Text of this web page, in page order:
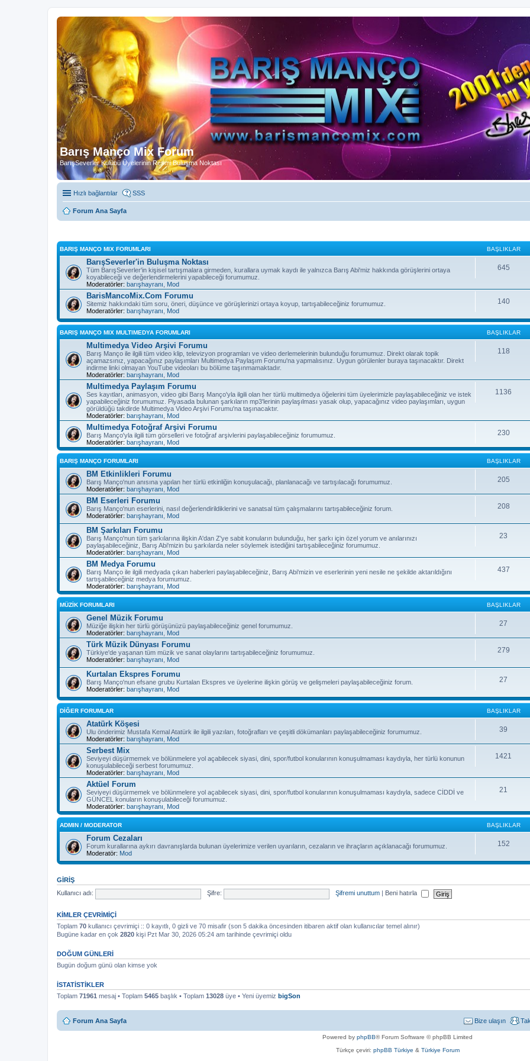
Barış Manço Mix Forum
BarışSeverler Kulübü Üyelerinin Resmi Buluşma Noktası
Hızlı bağlantılar SSS
Forum Ana Sayfa
BARIŞ MANÇO MIX FORUMLARI BAŞLIKLAR
BarışSeverler'in Buluşma Noktası
Tüm BarışSeverler'in kişisel tartışmalara girmeden, kurallara uymak kaydı ile yalnızca Barış Abi'miz hakkında görüşlerini ortaya
koyabileceği ve değerlendirmelerini yapabileceği forumumuz.
Moderatörler: barışhayranı Mod
645
BarisMancoMix.Com Forumu
Sitemiz hakkındaki tüm soru, öneri, düşünce ve görüşlerinizi ortaya koyup, tartışabileceğiniz forumumuz.
Moderatörler: barışhayranı Mod
140
BARIŞ MANÇO MIX MULTIMEDYA FORUMLARI BAŞLIKLAR
Multimedya Video Arşivi Forumu
Barış Manço ile ilgili tüm video klip, televizyon programları ve video derlemelerinin bulunduğu forumumuz. Direkt olarak topik
açamazsınız, yapacağınız paylaşımları Multimedya Paylaşım Forumu'na yapmalısınız. Uygun görülenler buraya taşınacaktır. Direkt
indirme linki olmayan YouTube videoları bu bölüme taşınmamaktadır.
Moderatörler: barışhayranı Mod
118
Multimedya Paylaşım Forumu
Ses kayıtları, animasyon, video gibi Barış Manço'yla ilgili olan her türlü multimedya öğelerini tüm üyelerimizle paylaşabileceğiniz ve istek
yapabileceğiniz forumumuz. Piyasada bulunan şarkıların mp3'lerinin paylaşılması yasak olup, yapacağınız video paylaşımları, uygun
görüldüğü takdirde Multimedya Video Arşivi Forumu'na taşınacaktır.
Moderatörler: barışhayranı Mod
1136
Multimedya Fotoğraf Arşivi Forumu
Barış Manço'yla ilgili tüm görselleri ve fotoğraf arşivlerini paylaşabileceğiniz forumumuz.
Moderatörler: barışhayranı Mod
230
BARIŞ MANÇO FORUMLARI BAŞLIKLAR
BM Etkinlikleri Forumu
Barış Manço'nun anısına yapılan her türlü etkinliğin konuşulacağı, planlanacağı ve tartışılacağı forumumuz.
Moderatörler: barışhayranı Mod
205
BM Eserleri Forumu
Barış Manço'nun eserlerini, nasıl değerlendirildiklerini ve sanatsal tüm çalışmalarını tartışabileceğiniz forum.
Moderatörler: barışhayranı Mod
208
BM Şarkıları Forumu
Barış Manço'nun tüm şarkılarına ilişkin A'dan Z'ye sabit konuların bulunduğu, her şarkı için özel yorum ve anılarınızı
paylaşabileceğiniz, Barış Abi'mizin bu şarkılarda neler söylemek istediğini tartışabileceğiniz forumumuz.
Moderatörler: barışhayranı Mod
23
BM Medya Forumu
Barış Manço ile ilgili medyada çıkan haberleri paylaşabileceğiniz, Barış Abi'mizin ve eserlerinin yeni nesile ne şekilde aktarıldığını
tartışabileceğiniz medya forumumuz.
Moderatörler: barışhayranı Mod
437
MÜZİK FORUMLARI BAŞLIKLAR
Genel Müzik Forumu
Müziğe ilişkin her türlü görüşünüzü paylaşabileceğiniz genel forumumuz.
Moderatörler: barışhayranı Mod
27
Türk Müzik Dünyası Forumu
Türkiye'de yaşanan tüm müzik ve sanat olaylarını tartışabileceğiniz forumumuz.
Moderatörler: barışhayranı Mod
279
Kurtalan Ekspres Forumu
Barış Manço'nun efsane grubu Kurtalan Ekspres ve üyelerine ilişkin görüş ve gelişmeleri paylaşabileceğiniz forum.
Moderatörler: barışhayranı Mod
27
DİĞER FORUMLAR BAŞLIKLAR
Atatürk Köşesi
Ulu önderimiz Mustafa Kemal Atatürk ile ilgili yazıları, fotoğrafları ve çeşitli dökümanları paylaşabileceğiniz forumumuz.
Moderatörler: barışhayranı Mod
39
Serbest Mix
Seviyeyi düşürmemek ve bölünmelere yol açabilecek siyasi, dini, spor/futbol konularının konuşulmaması kaydıyla, her türlü konunun
konuşulabileceği serbest forumumuz.
Moderatörler: barışhayranı Mod
1421
Aktüel Forum
Seviyeyi düşürmemek ve bölünmelere yol açabilecek siyasi, dini, spor/futbol konularının konuşulmaması kaydıyla, sadece CİDDİ ve
GÜNCEL konuların konuşulabileceği forumumuz.
Moderatörler: barışhayranı Mod
21
ADMIN / MODERATOR BAŞLIKLAR
Forum Cezaları
Forum kurallarına aykırı davranışlarda bulunan üyelerimize verilen uyarıların, cezaların ve ihraçların açıklanacağı forumumuz.
Moderatör: Mod
152
GIRIŞ
Kullanıcı adı:
Şifre: Şifremi unuttum Beni hatırla
KIMLER ÇEVRIMIÇI
Toplam 70 kullanıcı çevrimiçi :: 0 kayıtlı, 0 gizli ve 70 misafir (son 5 dakika öncesinden itibaren aktif olan kullanıcılar temel alınır)
Bugüne kadar en çok 2820 kişi Pzt Mar 30, 2026 05:24 am tarihinde çevrimiçi oldu
DOĞUM GÜNLERI
Bugün doğum günü olan kimse yok
İSTATISTIKLER
Toplam 71961 mesaj • Toplam 5465 başlık • Toplam 13028 üye • Yeni üyemiz bigSon
Forum Ana Sayfa Bize ulaşın
Powered by phpBB® Forum Software © phpBB Limited
Türkçe çeviri: phpBB Türkiye & Türkiye Forum